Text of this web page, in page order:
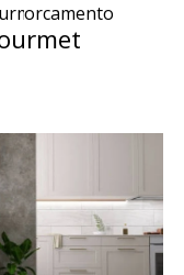
planejada sao
orcamento de